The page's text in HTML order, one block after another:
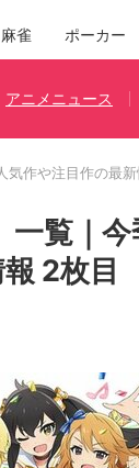
麻雀 ポーカー
アニメニュース
気作や注目作の最新
一覧｜今
2枚目